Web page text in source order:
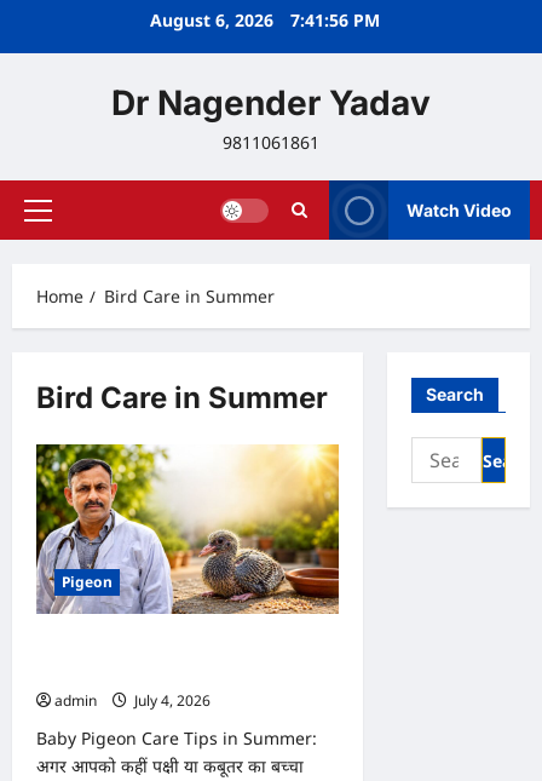
August 6, 2026 7:41:56 PM
Dr Nagender Yadav
9811061861
Primary
Watch Video
Home Bird Care in Summer
Bird Care in Summer
Pigeon
admin
July 4, 2026
Baby Pigeon Care Tips in Summer:
अगर आपको कहीं पक्षी या कबूतर का बच्चा
Search
Search
for: